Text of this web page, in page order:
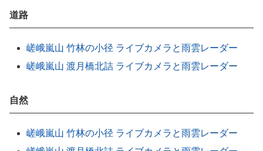
道路
嵯峨嵐山 竹林の小径 ライブカメラと雨雲レーダー
嵯峨嵐山 渡月橋北詰 ライブカメラと雨雲レーダー
自然
嵯峨嵐山 竹林の小径 ライブカメラと雨雲レーダー